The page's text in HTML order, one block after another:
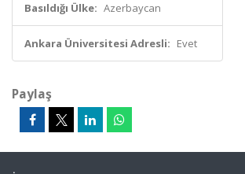
Basıldığı Ülke: Azerbaycan
Ankara Üniversitesi Adresli: Evet
Paylaş